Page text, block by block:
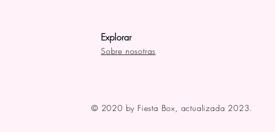
Explorar
Sobre nosotras
© 2020 by Fiesta Box, actualizada 2023.